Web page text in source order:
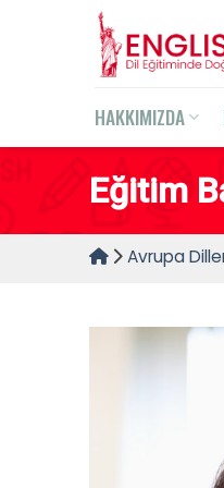
HAKKIMIZDA
Eğitim
Avrupa